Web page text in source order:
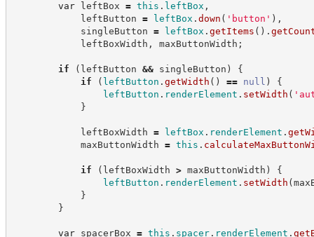
var leftBox = this . leftBox ,
leftButton = leftBox . down ( ' button ' ) ,
singleButton = leftBox . getItems ( ) .
leftBoxWidth , maxButtonWidth ;
if ( leftButton && singleButton )
{
if
( leftButton . getWidth ( ) == null )
{
leftButton . renderElement . setWidth ( '
}
leftBoxWidth = leftBox . renderElement .
maxButtonWidth = this .
if ( leftBoxWidth > maxButtonWidth )
{
leftButton . renderElement . setWidth (
}
}
var spacerBox = this . spacer. renderElement .